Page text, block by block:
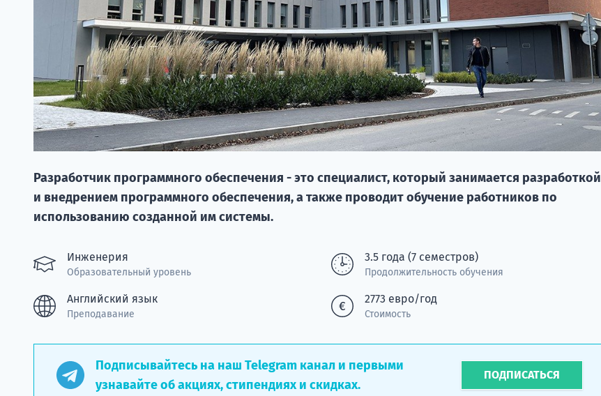
Разработчик программного обеспечения - это специалист, который занимается разработкой
и внедрением программного обеспечения, а также проводит обучение работников по
использованию созданной им системы.
Инженерия
Образовательный уровень
3.5 года (7 семестров)
Продолжительность обучения
Английский язык
Преподавание
2773 евро/год
Стоимость
Подписывайтесь на наш Telegram канал и первыми
узнавайте об акциях, стипендиях и скидках.
ПОДПИСАТЬСЯ